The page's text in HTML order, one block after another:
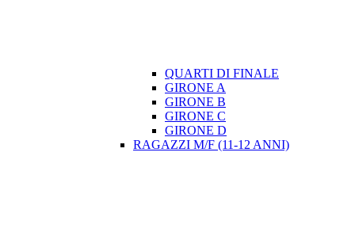
QUARTI DI FINALE
GIRONE A
GIRONE B
GIRONE C
GIRONE D
RAGAZZI M/F (11-12 ANNI)